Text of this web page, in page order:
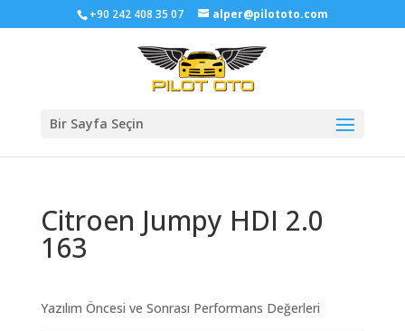
+90 242 408 35 07 alper@pilototo.com
Bir Sayfa Seçin
Citroen Jumpy HDI 2.0
163
Yazılım Öncesi ve Sonrası Performans Değerleri